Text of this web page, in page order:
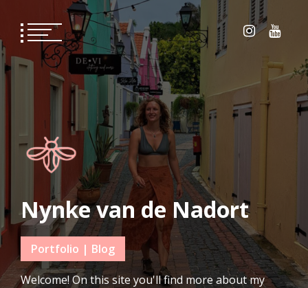
content
Nynke van de Nadort
Portfolio | Blog
Welcome! On this site you'll find more about my